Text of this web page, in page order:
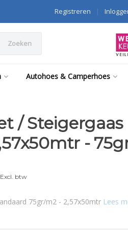
|
Registreren
Zoeken
Autohoes & Camperhoes
/ Steigergaas
-
Excl. btw
75gr/m2 - 2,57x50mtr Lees